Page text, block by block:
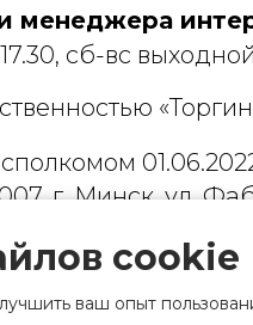
менеджера
сб-вс
г. Минск, ул.
с
Номер
cookie
ваш опыт